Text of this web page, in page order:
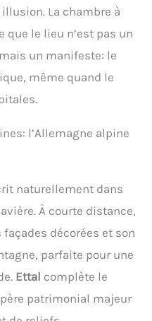
La chambre à
que le lieu n’est pas un
un manifeste: le
même quand le
l’Allemagne alpine
naturellement dans
À courte distance,
façades décorées et son
parfaite pour une
Ettal complète le
patrimonial majeur